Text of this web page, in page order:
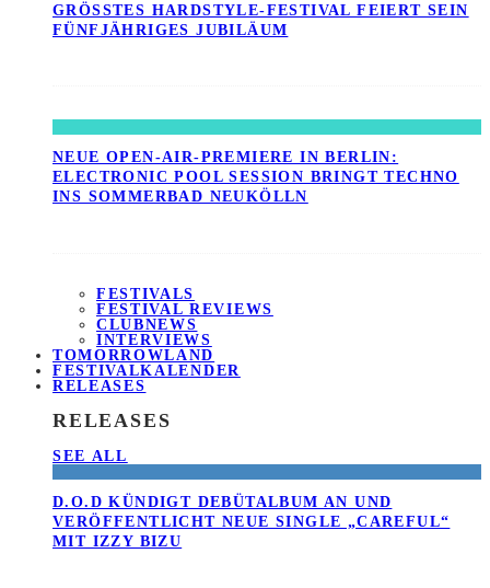
GRÖSSTES HARDSTYLE-FESTIVAL FEIERT SEIN F
ÜNFJÄHRIGES JUBILÄUM
NEUE OPEN-AIR-PREMIERE IN BERLIN:
ELECTRONIC POOL SESSION BRINGT TECHNO
INS SOMMERBAD NEUKÖLLN
FESTIVALS
FESTIVAL REVIEWS
CLUBNEWS
INTERVIEWS
TOMORROWLAND
FESTIVALKALENDER
RELEASES
RELEASES
SEE ALL
D.O.D KÜNDIGT DEBÜTALBUM AN UND
VERÖFFENTLICHT NEUE SINGLE „CAREFUL“
MIT IZZY BIZU